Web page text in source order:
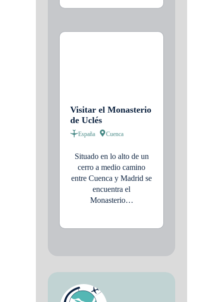
Visitar el Monasterio
de Uclés
España Cuenca
Situado en lo alto de un
cerro a medio camino
entre Cuenca y Madrid se
encuentra el
Monasterio…